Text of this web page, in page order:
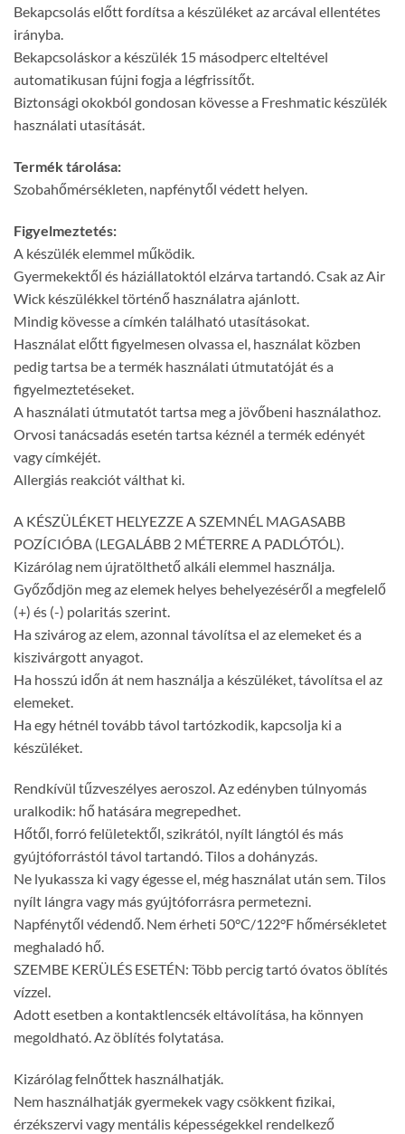
Bekapcsolás előtt fordítsa a készüléket az arcával ellentétes
irányba.
Bekapcsoláskor a készülék 15 másodperc elteltével
automatikusan fújni fogja a légfrissítőt.
Biztonsági okokból gondosan kövesse a Freshmatic készülék
használati utasítását.
Termék tárolása:
Szobahőmérsékleten, napfénytől védett helyen.
Figyelmeztetés:
A készülék elemmel működik.
Gyermekektől és háziállatoktól elzárva tartandó. Csak az Air
Wick készülékkel történő használatra ajánlott.
Mindig kövesse a címkén található utasításokat.
Használat előtt figyelmesen olvassa el, használat közben
pedig tartsa be a termék használati útmutatóját és a
figyelmeztetéseket.
A használati útmutatót tartsa meg a jövőbeni használathoz.
Orvosi tanácsadás esetén tartsa kéznél a termék edényét
vagy címkéjét.
Allergiás reakciót válthat ki.
A KÉSZÜLÉKET HELYEZZE A SZEMNÉL MAGASABB
POZÍCIÓBA (LEGALÁBB 2 MÉTERRE A PADLÓTÓL).
Kizárólag nem újratölthető alkáli elemmel használja.
Győződjön meg az elemek helyes behelyezéséről a megfelelő
(+) és (-) polaritás szerint.
Ha szivárog az elem, azonnal távolítsa el az elemeket és a
kiszivárgott anyagot.
Ha hosszú időn át nem használja a készüléket, távolítsa el az
elemeket.
Ha egy hétnél tovább távol tartózkodik, kapcsolja ki a
készüléket.
Rendkívül tűzveszélyes aeroszol. Az edényben túlnyomás
uralkodik: hő hatására megrepedhet.
Hőtől, forró felületektől, szikrától, nyílt lángtól és más
gyújtóforrástól távol tartandó. Tilos a dohányzás.
Ne lyukassza ki vagy égesse el, még használat után sem. Tilos
nyílt lángra vagy más gyújtóforrásra permetezni.
Napfénytől védendő. Nem érheti 50°C/122°F hőmérsékletet
meghaladó hő.
SZEMBE KERÜLÉS ESETÉN: Több percig tartó óvatos öblítés
vízzel.
Adott esetben a kontaktlencsék eltávolítása, ha könnyen
megoldható. Az öblítés folytatása.
Kizárólag felnőttek használhatják.
Nem használhatják gyermekek vagy csökkent fizikai,
érzékszervi vagy mentális képességekkel rendelkező